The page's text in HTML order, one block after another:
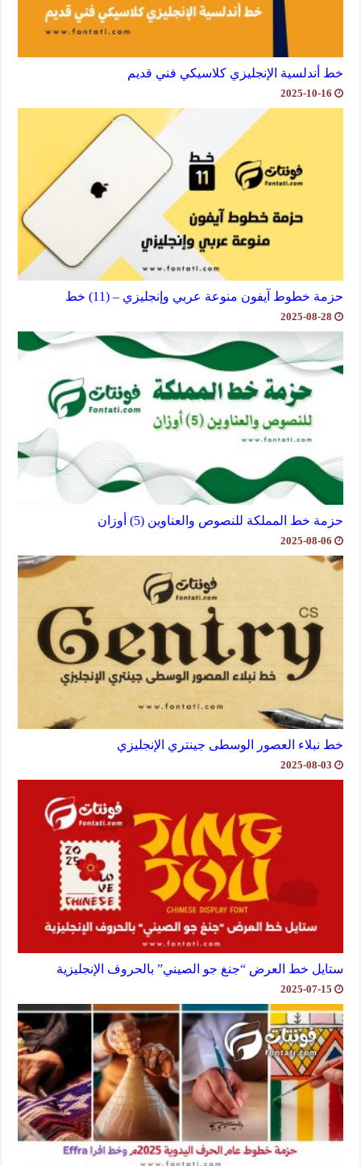
خط أندلسية الإنجليزي كلاسيكي فني قديم
2025-10-16
حزمة خطوط آيفون منوعة عربي وإنجليزي – (11) خط
2025-08-28
حزمة خط المملكة للنصوص والعناوين (5) أوزان
2025-08-06
خط نبلاء العصور الوسطى جينتري الإنجليزي
2025-08-03
ستايل خط العرض “جنغ جو الصيني” بالحروف الإنجليزية
2025-07-15